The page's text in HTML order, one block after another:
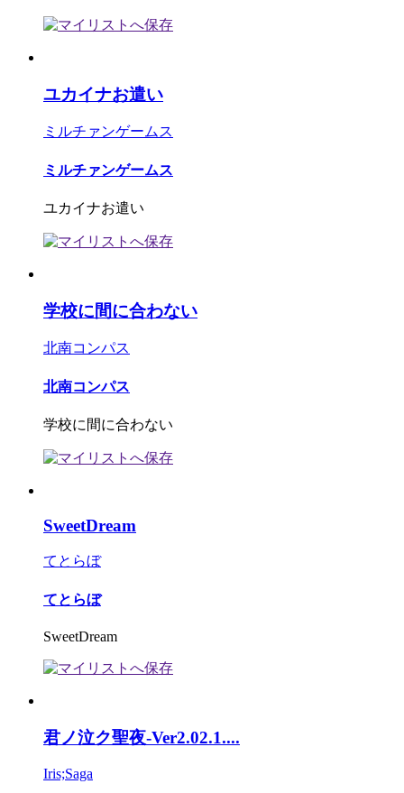
ユカイナお遣い
ミルチァンゲームス
ミルチァンゲームス
ユカイナお遣い
学校に間に合わない
北南コンパス
北南コンパス
学校に間に合わない
SweetDream
てとらぼ
てとらぼ
SweetDream
君ノ泣ク聖夜-Ver2.02.1....
Iris;Saga